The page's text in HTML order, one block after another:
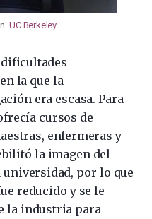
UC Berkeley.
dificultades
la que la
era escasa. Para
cursos de
enfermeras y
la imagen del
por lo que
reducido y se le
la industria para